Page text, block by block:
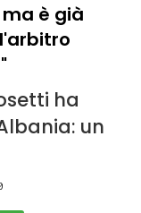
ma è già
ha
un